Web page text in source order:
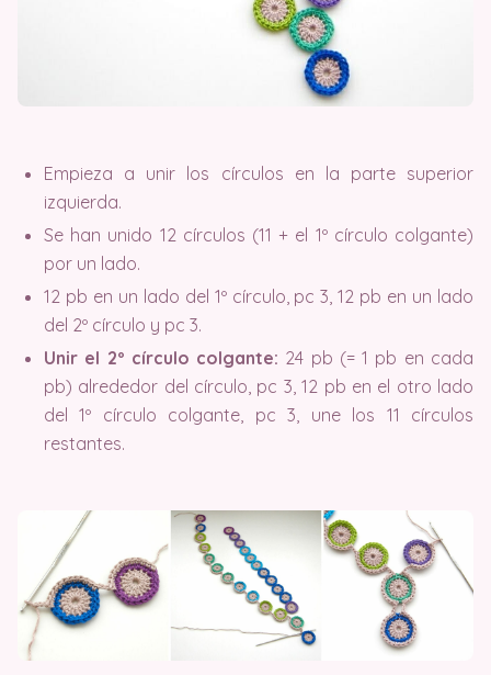
Empieza a unir los círculos en la parte superior
izquierda.
Se han unido 12 círculos (11 + el 1º círculo colgante)
por un lado.
12 pb en un lado del 1º círculo, pc 3, 12 pb en un lado
del 2º círculo y pc 3.
Unir el 2º círculo colgante: 24 pb (= 1 pb en cada
pb) alrededor del círculo, pc 3, 12 pb en el otro lado
del 1º círculo colgante, pc 3, une los 11 círculos
restantes.